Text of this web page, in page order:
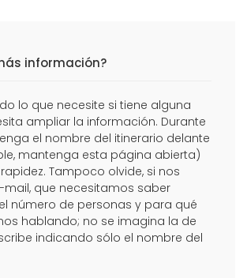
información?
lo que necesite si tiene alguna
ampliar la información. Durante
el nombre del itinerario delante
mantenga esta página abierta)
Tampoco olvide, si nos
que necesitamos saber
número de personas y para qué
hablando; no se imagina la de
indicando sólo el nombre del